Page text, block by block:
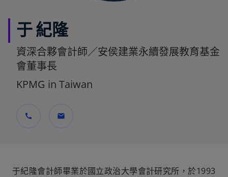
于 紀隆
資深合夥會計師／安侯建業永續發展教育基金
會董事長
KPMG in Taiwan
call mail
于紀隆會計師畢業於國立政治大學會計研究所，於1993